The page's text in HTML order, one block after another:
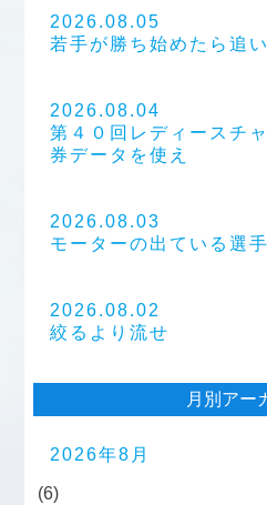
2026.08.05
若手が勝ち始めたら追
2026.08.04
第４０回レディースチ
券データを使え
2026.08.03
モーターの出ている選
2026.08.02
絞るより流せ
月別アー
2026年8月
(6)